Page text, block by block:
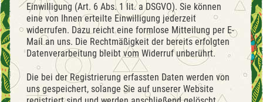
Einwilligung (Art. 6 Abs. 1 lit. a DSGVO). Sie können
eine von Ihnen erteilte Einwilligung jederzeit
widerrufen. Dazu reicht eine formlose Mitteilung per E-
Mail an uns. Die Rechtmäßigkeit der bereits erfolgten
Datenverarbeitung bleibt vom Widerruf unberührt.
Die bei der Registrierung erfassten Daten werden von
uns gespeichert, solange Sie auf unserer Website